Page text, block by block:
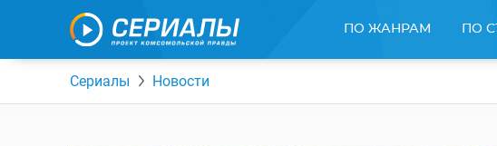
ПО ЖАНРАМ ПО
Сериалы Новости